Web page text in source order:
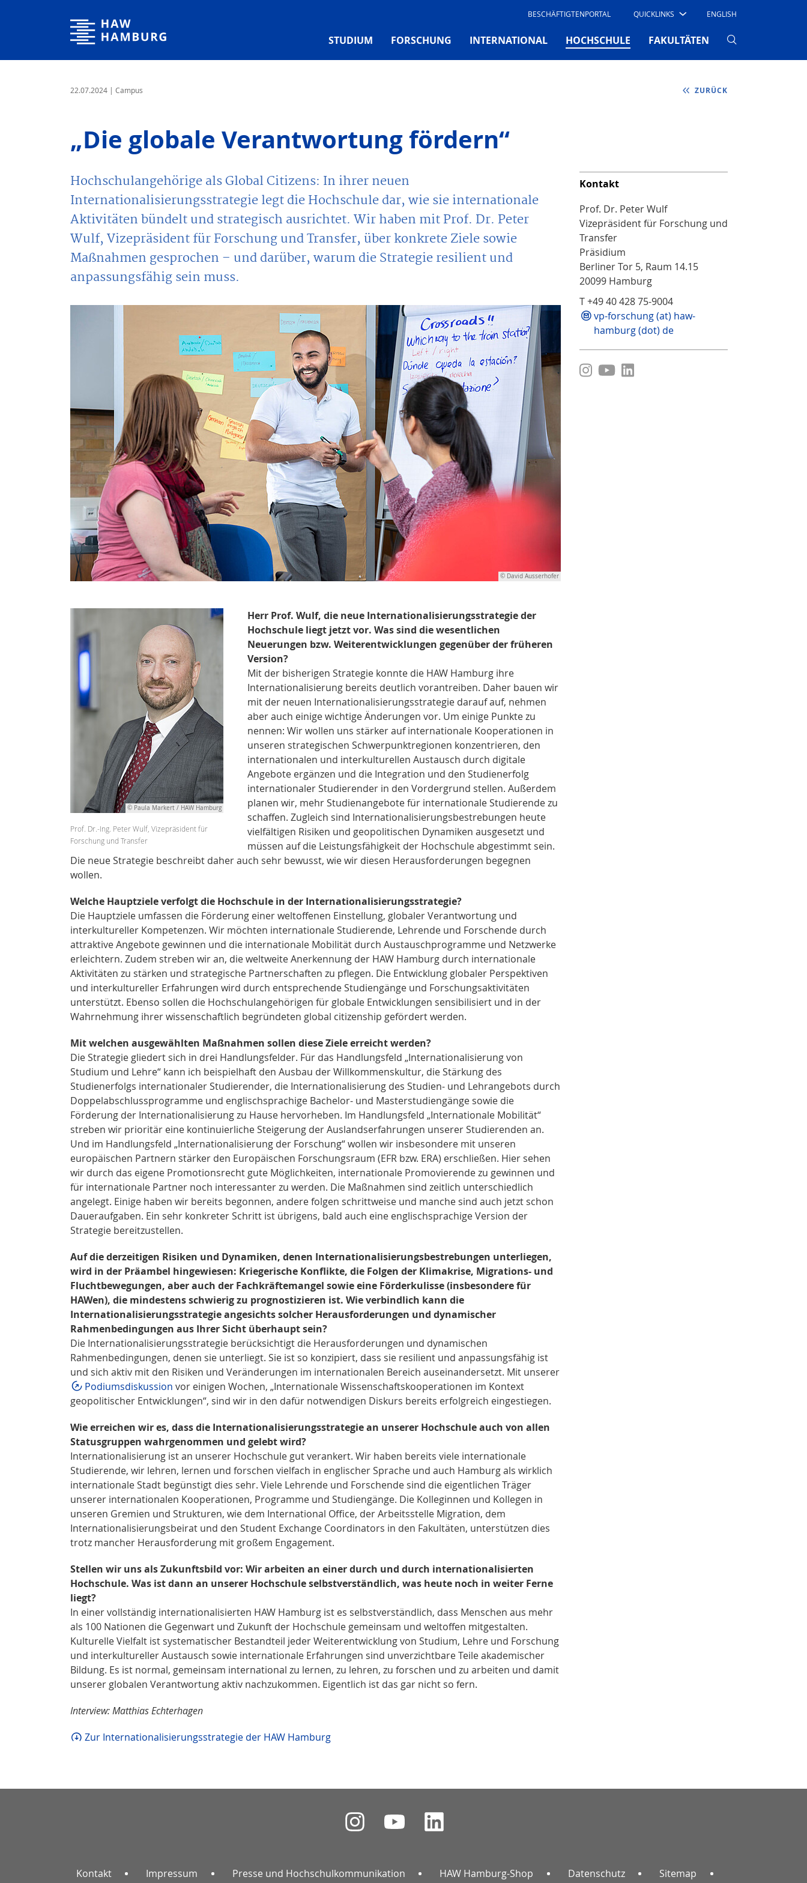
Hochschule für Angewandte Wissenschaften Hamburg BESCHÄFTIGTENPORTAL QUICKLINKS ENGLISH
STUDIUM FORSCHUNG INTERNATIONAL HOCHSCHULE (CURRENT)
FAKULTÄTEN
22.07.2024 | Campus ZURÜCK
„Die globale Verantwortung fördern“
Hochschulangehörige als Global Citizens: In ihrer neuen
Internationalisierungsstrategie legt die Hochschule dar, wie sie internationale
Aktivitäten bündelt und strategisch ausrichtet. Wir haben mit Prof. Dr. Peter
Wulf, Vizepräsident für Forschung und Transfer, über konkrete Ziele sowie
Maßnahmen gesprochen – und darüber, warum die Strategie resilient und
anpassungsfähig sein muss.
© David Ausserhofer
© Paula Markert / HAW Hamburg
Prof. Dr.-Ing. Peter Wulf, Vizepräsident für
Forschung und Transfer
Herr Prof. Wulf, die neue Internationalisierungsstrategie der
Hochschule liegt jetzt vor. Was sind die wesentlichen
Neuerungen bzw. Weiterentwicklungen gegenüber der früheren
Version?
Mit der bisherigen Strategie konnte die HAW Hamburg ihre
Internationalisierung bereits deutlich vorantreiben. Daher bauen wir
mit der neuen Internationalisierungsstrategie darauf auf, nehmen
aber auch einige wichtige Änderungen vor. Um einige Punkte zu
nennen: Wir wollen uns stärker auf internationale Kooperationen in
unseren strategischen Schwerpunktregionen konzentrieren, den
internationalen und interkulturellen Austausch durch digitale
Angebote ergänzen und die Integration und den Studienerfolg
internationaler Studierender in den Vordergrund stellen. Außerdem
planen wir, mehr Studienangebote für internationale Studierende zu
schaffen. Zugleich sind Internationalisierungsbestrebungen heute
vielfältigen Risiken und geopolitischen Dynamiken ausgesetzt und
müssen auf die Leistungsfähigkeit der Hochschule abgestimmt sein.
Die neue Strategie beschreibt daher auch sehr bewusst, wie wir diesen Herausforderungen begegnen
wollen.
Welche Hauptziele verfolgt die Hochschule in der Internationalisierungsstrategie?
Die Hauptziele umfassen die Förderung einer weltoffenen Einstellung, globaler Verantwortung und
interkultureller Kompetenzen. Wir möchten internationale Studierende, Lehrende und Forschende durch
attraktive Angebote gewinnen und die internationale Mobilität durch Austauschprogramme und Netzwerke
erleichtern. Zudem streben wir an, die weltweite Anerkennung der HAW Hamburg durch internationale
Aktivitäten zu stärken und strategische Partnerschaften zu pflegen. Die Entwicklung globaler Perspektiven
und interkultureller Erfahrungen wird durch entsprechende Studiengänge und Forschungsaktivitäten
unterstützt. Ebenso sollen die Hochschulangehörigen für globale Entwicklungen sensibilisiert und in der
Wahrnehmung ihrer wissenschaftlich begründeten global citizenship gefördert werden.
Mit welchen ausgewählten Maßnahmen sollen diese Ziele erreicht werden?
Die Strategie gliedert sich in drei Handlungsfelder. Für das Handlungsfeld „Internationalisierung von
Studium und Lehre“ kann ich beispielhaft den Ausbau der Willkommenskultur, die Stärkung des
Studienerfolgs internationaler Studierender, die Internationalisierung des Studien- und Lehrangebots durch
Doppelabschlussprogramme und englischsprachige Bachelor- und Masterstudiengänge sowie die
Förderung der Internationalisierung zu Hause hervorheben. Im Handlungsfeld „Internationale Mobilität“
streben wir prioritär eine kontinuierliche Steigerung der Auslandserfahrungen unserer Studierenden an.
Und im Handlungsfeld „Internationalisierung der Forschung“ wollen wir insbesondere mit unseren
europäischen Partnern stärker den Europäischen Forschungsraum (EFR bzw. ERA) erschließen. Hier sehen
wir durch das eigene Promotionsrecht gute Möglichkeiten, internationale Promovierende zu gewinnen und
für internationale Partner noch interessanter zu werden. Die Maßnahmen sind zeitlich unterschiedlich
angelegt. Einige haben wir bereits begonnen, andere folgen schrittweise und manche sind auch jetzt schon
Daueraufgaben. Ein sehr konkreter Schritt ist übrigens, bald auch eine englischsprachige Version der
Strategie bereitzustellen.
Auf die derzeitigen Risiken und Dynamiken, denen Internationalisierungsbestrebungen unterliegen,
wird in der Präambel hingewiesen: Kriegerische Konflikte, die Folgen der Klimakrise, Migrations- und
Fluchtbewegungen, aber auch der Fachkräftemangel sowie eine Förderkulisse (insbesondere für
HAWen), die mindestens schwierig zu prognostizieren ist. Wie verbindlich kann die
Internationalisierungsstrategie angesichts solcher Herausforderungen und dynamischer
Rahmenbedingungen aus Ihrer Sicht überhaupt sein?
Die Internationalisierungsstrategie berücksichtigt die Herausforderungen und dynamischen
Rahmenbedingungen, denen sie unterliegt. Sie ist so konzipiert, dass sie resilient und anpassungsfähig ist
und sich aktiv mit den Risiken und Veränderungen im internationalen Bereich auseinandersetzt. Mit unserer
Podiumsdiskussion vor einigen Wochen, „Internationale Wissenschaftskooperationen im Kontext
geopolitischer Entwicklungen“, sind wir in den dafür notwendigen Diskurs bereits erfolgreich eingestiegen.
Wie erreichen wir es, dass die Internationalisierungsstrategie an unserer Hochschule auch von allen
Statusgruppen wahrgenommen und gelebt wird?
Internationalisierung ist an unserer Hochschule gut verankert. Wir haben bereits viele internationale
Studierende, wir lehren, lernen und forschen vielfach in englischer Sprache und auch Hamburg als wirklich
internationale Stadt begünstigt dies sehr. Viele Lehrende und Forschende sind die eigentlichen Träger
unserer internationalen Kooperationen, Programme und Studiengänge. Die Kolleginnen und Kollegen in
unseren Gremien und Strukturen, wie dem International Office, der Arbeitsstelle Migration, dem
Internationalisierungsbeirat und den Student Exchange Coordinators in den Fakultäten, unterstützen dies
trotz mancher Herausforderung mit großem Engagement.
Stellen wir uns als Zukunftsbild vor: Wir arbeiten an einer durch und durch internationalisierten
Hochschule. Was ist dann an unserer Hochschule selbstverständlich, was heute noch in weiter Ferne
liegt?
In einer vollständig internationalisierten HAW Hamburg ist es selbstverständlich, dass Menschen aus mehr
als 100 Nationen die Gegenwart und Zukunft der Hochschule gemeinsam und weltoffen mitgestalten.
Kulturelle Vielfalt ist systematischer Bestandteil jeder Weiterentwicklung von Studium, Lehre und Forschung
und interkultureller Austausch sowie internationale Erfahrungen sind unverzichtbare Teile akademischer
Bildung. Es ist normal, gemeinsam international zu lernen, zu lehren, zu forschen und zu arbeiten und damit
unserer globalen Verantwortung aktiv nachzukommen. Eigentlich ist das gar nicht so fern.
Interview: Matthias Echterhagen
Zur Internationalisierungsstrategie der HAW Hamburg
Kontakt
Prof. Dr. Peter Wulf
Vizepräsident für Forschung und
Transfer
Präsidium
Berliner Tor 5, Raum 14.15
20099 Hamburg
T +49 40 428 75-9004
vp-forschung (at) haw-
hamburg (dot) de
Kontakt Impressum Presse und Hochschulkommunikation HAW Hamburg-Shop Datenschutz Sitemap